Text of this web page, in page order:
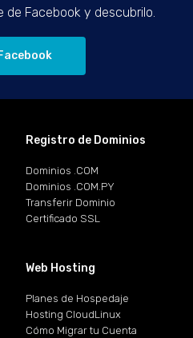
de Facebook y descubrilo.
Registro de Dominios
Dominios .COM
Dominios .COM.PY
Transferir Dominio
Certificado SSL
Web Hosting
Planes de Hospedaje
Hosting CloudLinux
Cómo Migrar tu Cuenta